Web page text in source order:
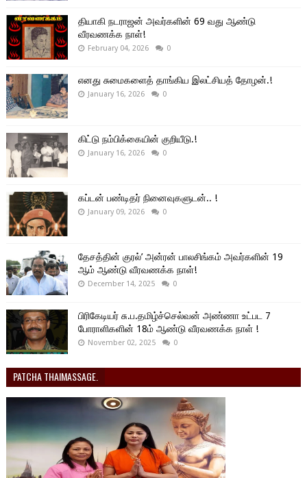
தியாகி நடராஜன் அவர்களின் 69 வது ஆண்டு
வீரவணக்க நாள்!
February 04, 2026 0
எனது சுமைகளைத் தாங்கிய இலட்சியத் தோழன்.!
January 16, 2026 0
கிட்டு நம்பிக்கையின் குறியீடு.!
January 16, 2026 0
கப்டன் பண்டிதர் நினைவுகளுடன்.. !
January 09, 2026 0
தேசத்தின் குரல்’ அன்ரன் பாலசிங்கம் அவர்களின் 19
ஆம் ஆண்டு வீரவணக்க நாள்!
December 14, 2025 0
பிரிகேடியர் சு.ப.தமிழ்ச்செல்வன் அண்ணா உட்பட 7
போராளிகளின் 18ம் ஆண்டு வீரவணக்க நாள் !
November 02, 2025 0
PATCHA THAIMASSAGE.